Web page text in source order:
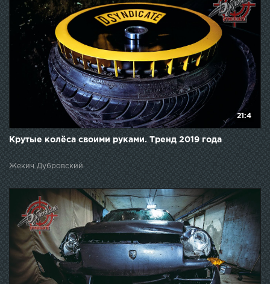
21:4
Крутые колёса своими руками. Тренд 2019 года
Жекич Дубровский